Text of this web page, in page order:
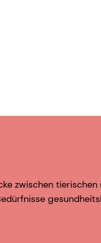
zwischen tierischen